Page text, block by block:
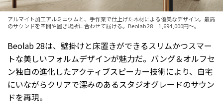
アルマイト加工アルミニウムと、手作業で仕上げた木材による優美なデザイン。最高
のサウンドを空間や置き場所に合わせて届ける。Beolab 28 1,694,000円～。
Beolab 28は、壁掛けと床置きができるスリムかつスマー
トな美しいフォルムデザインが魅力だ。バング＆オルフセ
ン独自の進化したアクティブスピーカー技術により、自宅
にいながらクリアで深みのあるスタジオグレードのサウン
ドを再現。